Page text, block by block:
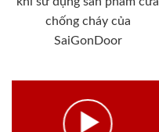
chống cháy của
SaiGonDoor